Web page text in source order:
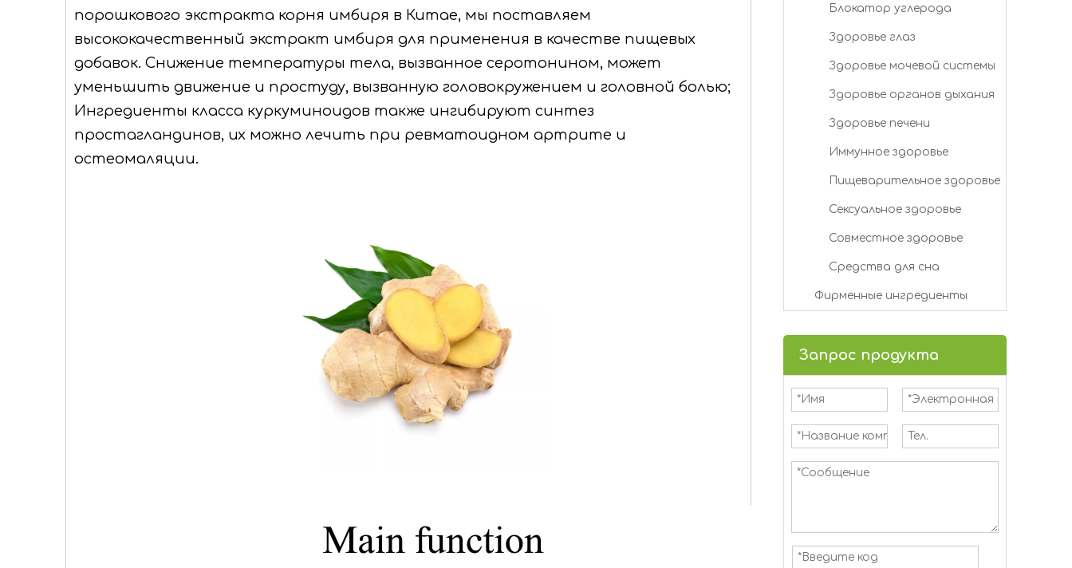
порошкового экстракта корня имбиря в Китае, мы поставляем
высококачественный экстракт имбиря для применения в качестве пищевых
добавок. Снижение температуры тела, вызванное серотонином, может
уменьшить движение и простуду, вызванную головокружением и головной болью;
Ингредиенты класса куркуминоидов также ингибируют синтез
простагландинов, их можно лечить при ревматоидном артрите и
остеомаляции.
Блокатор углерода
Здоровье глаз
Здоровье мочевой системы
Здоровье органов дыхания
Здоровье печени
Иммунное здоровье
Пищеварительное здоровье
Сексуальное здоровье
Совместное здоровье
Средства для сна
Фирменные ингредиенты
Запрос продукта